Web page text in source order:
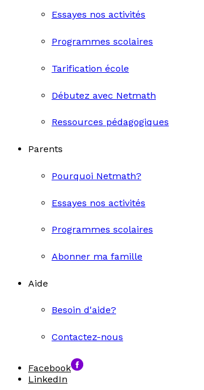
Essayes nos activités
Programmes scolaires
Tarification école
Débutez avec Netmath
Ressources pédagogiques
Parents
Pourquoi Netmath?
Essayes nos activités
Programmes scolaires
Abonner ma famille
Aide
Besoin d'aide?
Contactez-nous
Facebook
LinkedIn